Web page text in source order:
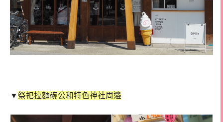
▼祭祀拉麵碗公和特色神社周邊